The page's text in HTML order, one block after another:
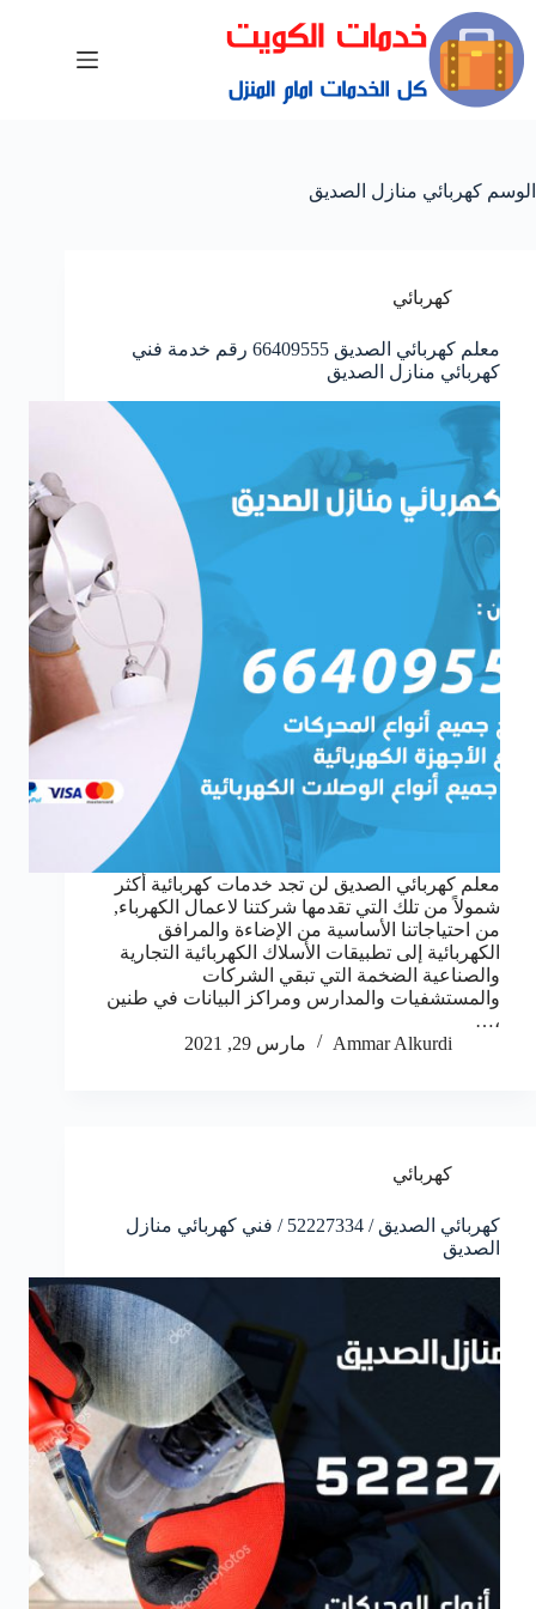
الوسم كهربائي منازل الصديق
كهربائي
معلم كهربائي الصديق 66409555 رقم خدمة فني
كهربائي منازل الصديق
معلم كهربائي الصديق لن تجد خدمات كهربائية أكثر
شمولاً من تلك التي تقدمها شركتنا لاعمال الكهرباء,
من احتياجاتنا الأساسية من الإضاءة والمرافق
الكهربائية إلى تطبيقات الأسلاك الكهربائية التجارية
والصناعية الضخمة التي تبقي الشركات
والمستشفيات والمدارس ومراكز البيانات في طنين
،…
Ammar Alkurdi
مارس 29, 2021
كهربائي
كهربائي الصديق / 52227334 / فني كهربائي منازل
الصديق